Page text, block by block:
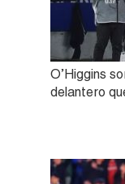
O’Higgins
delantero